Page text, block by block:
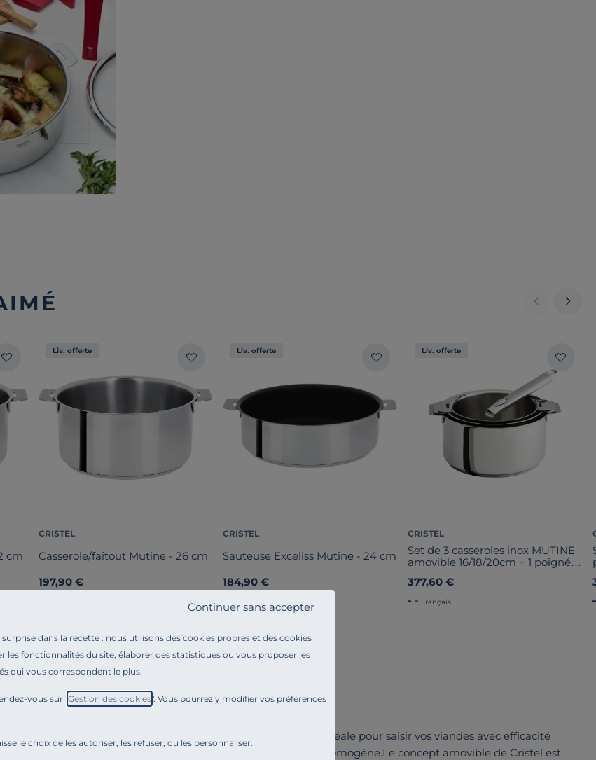
surprise dans la recette : nous utilisons des cookies propres et des cookies
les fonctionnalités du site, élaborer des statistiques ou vous proposer les
qui vous correspondent le plus.
vous sur "Gestion des cookies". Vous pourrez y modifier vos préférences
le choix de les autoriser, les refuser, ou les personnaliser.
Continuer sans accepter
cm
Liv. offerte
CRISTEL
Casserole/faitout Mutine - 26 cm
197,90 €
Liv. offerte
CRISTEL
Sauteuse Exceliss Mutine - 24 cm
184,90 €
Liv. offerte
CRISTEL
Set de 3 casseroles inox MUTINE
amovible 16/18/20cm + 1 poignée
377,60 €
Français
La casserole CRISTEL Mutine conçue en inox haute qualité est idéale pour saisir vos viandes avec efficacité
grâce à sa chaleur qui se répartit rapidemment et de manière homogène.Le concept amovible de Cristel est